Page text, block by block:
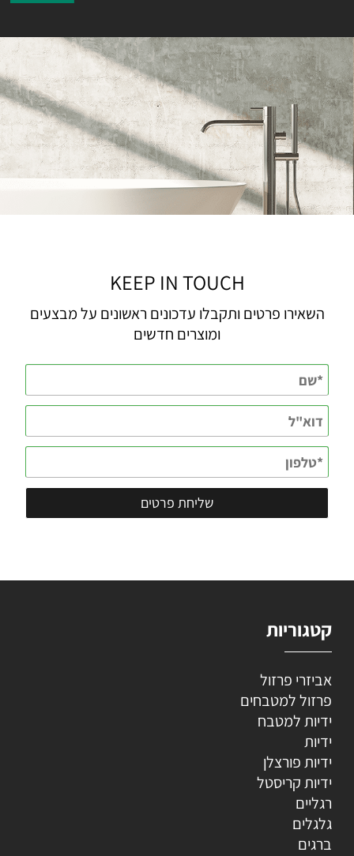
KEEP IN TOUCH
השאירו פרטים ותקבלו עדכונים ראשונים על מבצעים
ומוצרים חדשים
קטגוריות
אביזרי פרזול
פרזול למטבחים
ידיות למטבח
ידיות
ידיות פורצלן
ידיות קריסטל
רגליים
גלגלים
ברגים